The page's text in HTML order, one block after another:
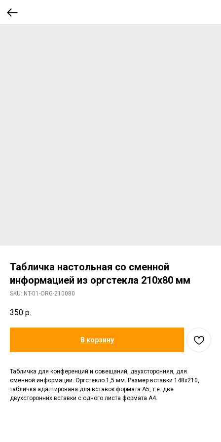
Табличка настольная со сменной
информацией из оргстекла 210х80 мм
SKU: NT-01-ORG-210080
350 р.
В корзину
Табличка для конференций и совещаний, двухсторонняя, для
сменной информации. Оргстекло 1,5 мм. Размер вставки 148х210,
табличка адаптирована для вставок формата А5, т.е. две
двухсторонних вставки с одного листа формата А4.